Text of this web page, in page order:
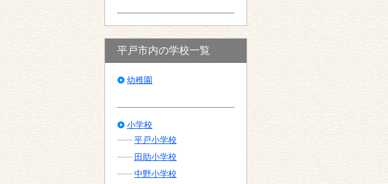
平戸市内の学校一覧
幼稚園
小学校
平戸小学校
田助小学校
中野小学校